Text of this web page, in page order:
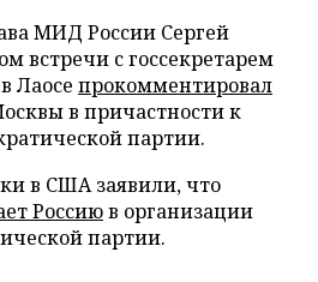
МИД России Сергей
встречи с госсекретарем
Лаосе прокомментировал
в причастности к
партии.
в США заявили, что
Россиюв организации
партии.